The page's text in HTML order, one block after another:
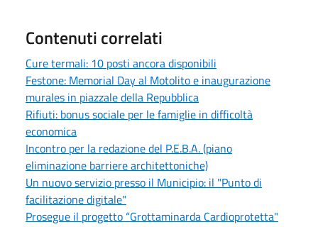
Contenuti correlati
Cure termali: 10 posti ancora disponibili
Festone: Memorial Day al Motolito e inaugurazione
murales in piazzale della Repubblica
Rifiuti: bonus sociale per le famiglie in difficoltà
economica
Incontro per la redazione del P.E.B.A. (piano
eliminazione barriere architettoniche)
Un nuovo servizio presso il Municipio: il "Punto di
facilitazione digitale"
Prosegue il progetto “Grottaminarda Cardioprotetta"